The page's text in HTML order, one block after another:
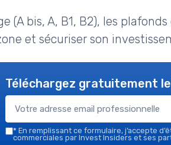
(A bis, A, B1, B2), les
et sécuriser son
Téléchargez gratuitement
* En remplissant ce formulaire, j’accepte
commerciales par Invest Insiders et ses